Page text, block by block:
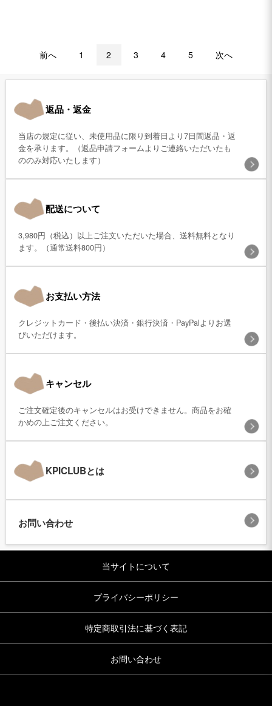
前へ 1 2 3 4 5 次へ
返品・返金
当店の規定に従い、未使用品に限り到着日より7日間返品・返
金を承ります。（返品申請フォームよりご連絡いただいたも
ののみ対応いたします）
配送について
3,980円（税込）以上ご注文いただいた場合、送料無料となり
ます。（通常送料800円）
お支払い方法
クレジットカード・後払い決済・銀行決済・PayPalよりお選
びいただけます。
キャンセル
ご注文確定後のキャンセルはお受けできません。商品をお確
かめの上ご注文ください。
KPICLUBとは
お問い合わせ
当サイトについて
プライバシーポリシー
特定商取引法に基づく表記
お問い合わせ